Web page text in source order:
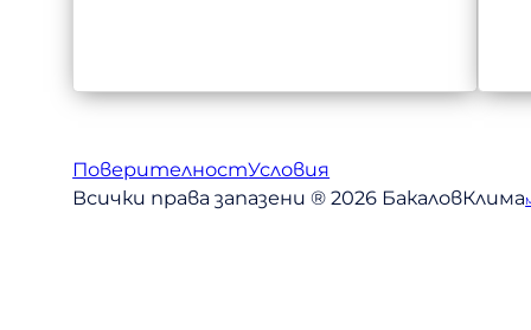
ПоверителностУсловия
Всички права запазени ® 2026 БакаловКлима